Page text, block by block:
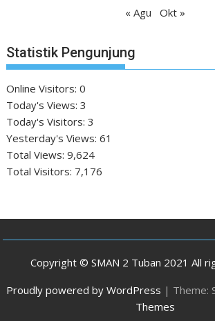
« Agu Okt »
Statistik Pengunjung
Online Visitors:0
Today's Views:3
Today's Visitors:3
Yesterday's Views:61
Total Views:9,624
Total Visitors: 7,176
Copyright © SMAN 2 Tuban 2021 All
Proudly powered by WordPress | Theme:
Themes